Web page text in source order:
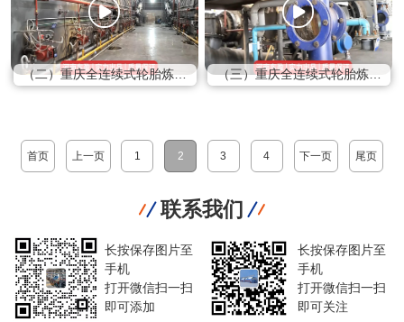
（二）重庆全连续式轮胎炼油
（三）重庆全连续式轮胎炼油
首页 上一页 1 2 3 4 下一页 尾页
联系我们
长按保存图片至
手机
打开微信扫一扫
即可添加
长按保存图片至
手机
打开微信扫一扫
即可关注